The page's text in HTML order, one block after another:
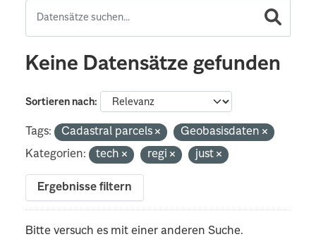
Keine Datensätze gefunden
Sortieren nach
Tags: Cadastral parcels
Geobasisdaten
Kategorien:
tech regi just
Ergebnisse filtern
Bitte versuch es mit einer anderen Suche.